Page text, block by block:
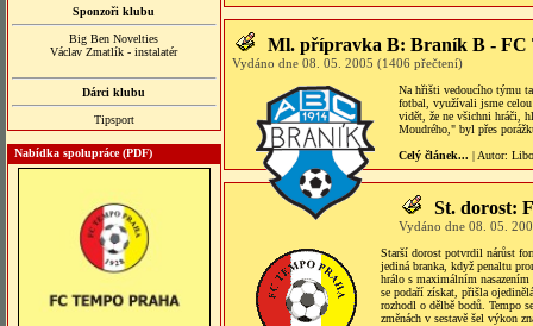
Sponzoři klubu
Big Ben Novelties
Václav Zmatlík - instalatér
Dárci klubu
Tipsport
Nabídka spolupráce (PDF)
Ml. přípravka B: Braník B - FC
Vydáno dne 08. 05. 2005 (1406 přečtení)
Na hřišti vedoucího týmu
fotbal, využívali jsme
vidět, že ne všichni hráči,
Moudrého," byl přes
Celý článek... | Autor:
St. dorost:
Vydáno dne 08. 05.
Starší dorost potvrdil nárůst
jediná branka, když penaltu
hrálo s maximálním
se podaří získat, přišla
rozhodl o dělbě bodů. Tempo
změnách v sestavě šel výkon